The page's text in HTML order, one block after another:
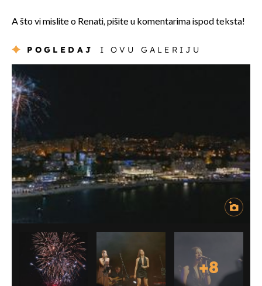
A što vi mislite o Renati, pišite u komentarima ispod teksta!
POGLEDAJ I OVU GALERIJU
+8